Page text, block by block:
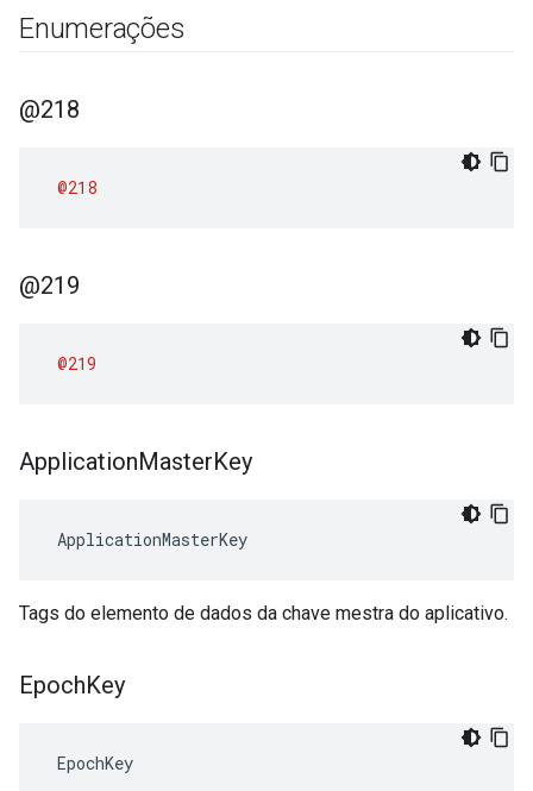
Enumerações
@218
@218
@219
@219
ApplicationMasterKey
ApplicationMasterKey
Tags do elemento de dados da chave mestra do aplicativo.
EpochKey
EpochKey